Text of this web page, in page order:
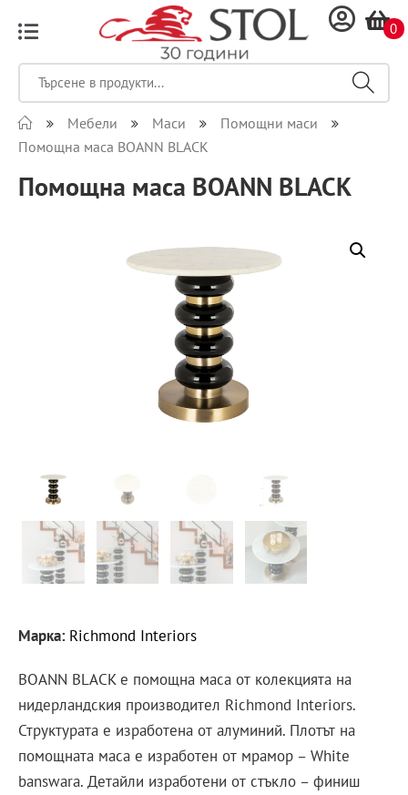
0
Мебели Маси
Помощни маси
Помощна маса BOANN BLACK
Помощна маса BOANN BLACK
Марка: Richmond Interiors
BOANN BLACK е помощна маса от колекцията на
нидерландския производител Richmond Interiors.
Структурата е изработена от алуминий. Плотът на
помощната маса е изработен от мрамор – White
banswara. Детайли изработени от стъкло – финиш